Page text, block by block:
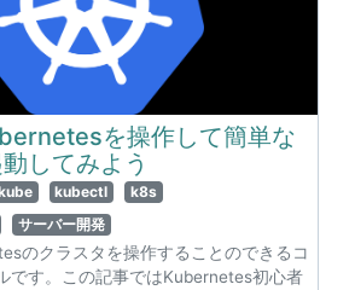
を操作して簡単な
してみよう
kubectl
k8s
サーバー開発
のクラスタを操作することのできるコ
です。この記事ではKubernetes初心者